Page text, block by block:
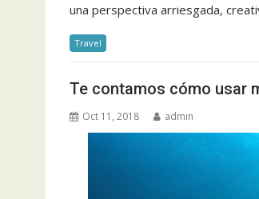
una perspectiva arriesgada,
Travel
Te contamos cómo usar
Oct 11, 2018 admin